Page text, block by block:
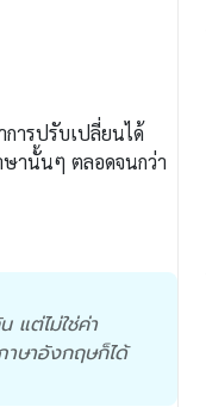
ารปรับเปลี่ยนได้
ษานั้นๆ ตลอดจนกว่า
แต่ไม่ใช่ค่า
าษาอังกฤษก็ได้